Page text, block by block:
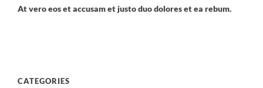
At vero eos et accusam et justo duo dolores et ea rebum.
CATEGORIES